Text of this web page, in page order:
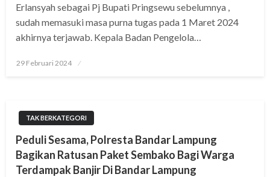
Erlansyah sebagai Pj Bupati Pringsewu sebelumnya ,
sudah memasuki masa purna tugas pada 1 Maret 2024
akhirnya terjawab. Kepala Badan Pengelola…
Posted
29 Februari 2024
TAK BERKATEGORI
Peduli Sesama, Polresta Bandar Lampung
Bagikan Ratusan Paket Sembako Bagi Warga
Terdampak Banjir Di Bandar Lampung